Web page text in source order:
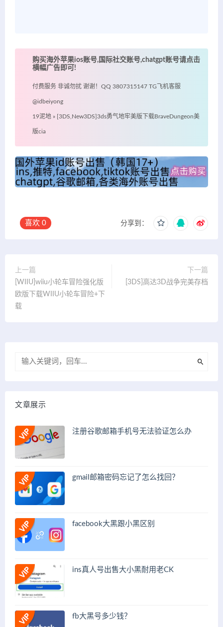
购买海外苹果ios账号,国际社交账号,chatgpt账号请点击
横幅广告即可!
付费服务 非诚勿扰 谢谢！QQ 3807315147 TG飞机客服
@idbeiyong
19泥地 » [3DS,New3DS]3ds勇气地牢美版下载BraveDungeon美
版cia
喜欢 0 分享到：
上一篇
[WIIU]wiiu小轮车冒险强化版
欧版下载WIIU小轮车冒险+下
载
下一篇
[3DS]高达3D战争完美存档
文章展示
注册谷歌邮箱手机号无法验证怎么办
gmail邮箱密码忘记了怎么找回？
facebook大黑跟小黑区别
ins真人号出售大小黑耐用老CK
fb大黑号多少钱？